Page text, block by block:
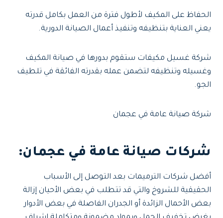
الحفاظ على المكيف لأطول فترة من العمل بكامل قدرته
يعني العناية بتنظيفه وتنفيذ أعمال الصيانة الدورية.
شركة غسيل مكيفات ستقوم بدورها في صيانة المكيف
وغسيله وتنظيفه لتضمن عمله بقدرته الفائقة في تلطيف
الجو.
شركة صيانة عامة في عجمان
شركات صيانة عامة في عجمان:
أفضل شركات الترميمات بعد التوصل إلى الأسباب
الحقيقية للشروخ والتي قد تتطلب في بعض الأحيان إزالة
بعض الأحمال الزائدة أو الجدران الفاصلة في بعض الأدوار